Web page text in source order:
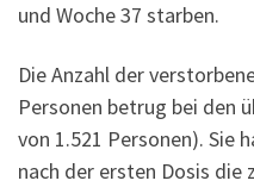
und Woche 37 starben.
Die Anzahl der
Personen betrug bei den
von 1.521 Personen). Sie
nach der ersten Dosis